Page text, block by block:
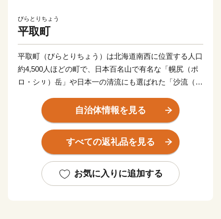
びらとりちょう
平取町
平取町（びらとりちょう）は北海道南西に位置する人口
約4,500人ほどの町で、日本百名山で有名な「幌尻（ポ
ロ・シㇼ）岳」や日本一の清流にも選ばれた「沙流（さ
るまちです。
雄大な沙流川に育まれた自然環境では、出荷量全道一の
出荷量を誇る「びらとりトマト」を使った「ニㇱパの恋
牛の「びらとり和牛」、ゆめぴりかコンテストで最高金
賞を受賞した「ゆめぴりか」など全国に誇れる逸品が揃
自治体情報を見る
すべての返礼品を見る
お気に入りに追加する